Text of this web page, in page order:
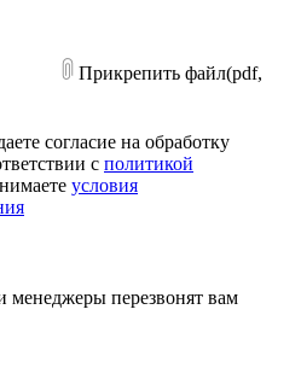
Прикрепить файл(pdf,
согласие на обработку
с политикой
условия
менеджеры перезвонят вам